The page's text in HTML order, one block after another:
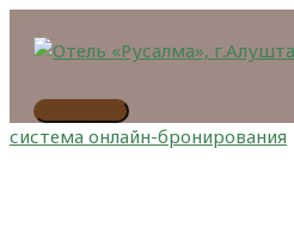
Главное
меню
система онлайн-бронирования